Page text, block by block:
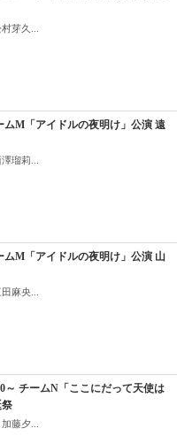
芽久...
ムM「アイドルの夜明け」公演 遠
瑠莉...
ムM「アイドルの夜明け」公演 山
麻央...
～ チームN「ここにだって天使は
祭
藤夕...